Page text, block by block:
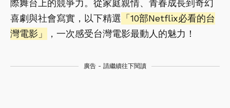
際舞台上的競爭力。從家庭親情、青春成長到奇幻
喜劇與社會寫實，以下精選 「10部Netflix必看的台
灣電影」
，一次感受台灣電影最動人的魅力！
廣告 - 請繼續往下閱讀